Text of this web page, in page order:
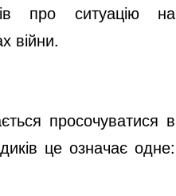
про ситуацію на
війни.
просочуватися в
це означає одне: